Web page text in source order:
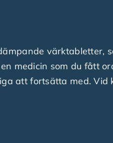
värktabletter,
medicin som du fått
att fortsätta med.